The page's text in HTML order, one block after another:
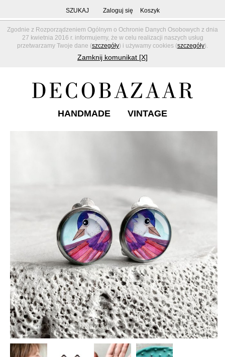
Zgodnie z Rozporządzeniem Ogólnym o Ochronie Danych Osobowych z dnia
27 kwietnia 2016 r. informujemy, że w celu realizacji naszych usług
przetwarzamy Twoje dane (szczegóły) i używamy cookies (szczegóły).
Zamknij komunikat [X]
SZUKAJ Zaloguj się Koszyk
HANDMADE VINTAGE